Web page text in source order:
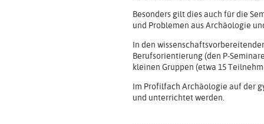
Besonders gilt dies auch für die
und Problemen aus Archäologie
In den
Berufsorientierung (den P-
kleinen Gruppen (etwa 15
Im Profilfach Archäologie auf der
und unterrichtet werden.